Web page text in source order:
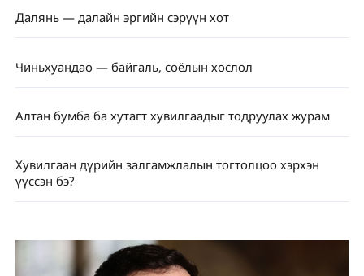
Далянь — далайн эргийн сэрүүн хот
Чиньхуандао — байгаль, соёлын хослол
Алтан бумба ба хутагт хувилгаадыг тодруулах журам
Хувилгаан дүрийн залгамжлалын тогтолцоо хэрхэн
үүссэн бэ?